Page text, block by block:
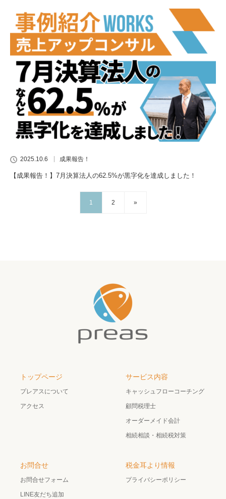
2025.10.6 成果報告！
【成果報告！】7月決算法人の62.5%が黒字化を達成しました！
1 2 »
トップページ
プレアスについて
アクセス
サービス内容
キャッシュフローコーチング
顧問税理士
オーダーメイド会計
相続相談・相続税対策
お問合せ
お問合せフォーム
LINE友だち追加
税金耳より情報
プライバシーポリシー